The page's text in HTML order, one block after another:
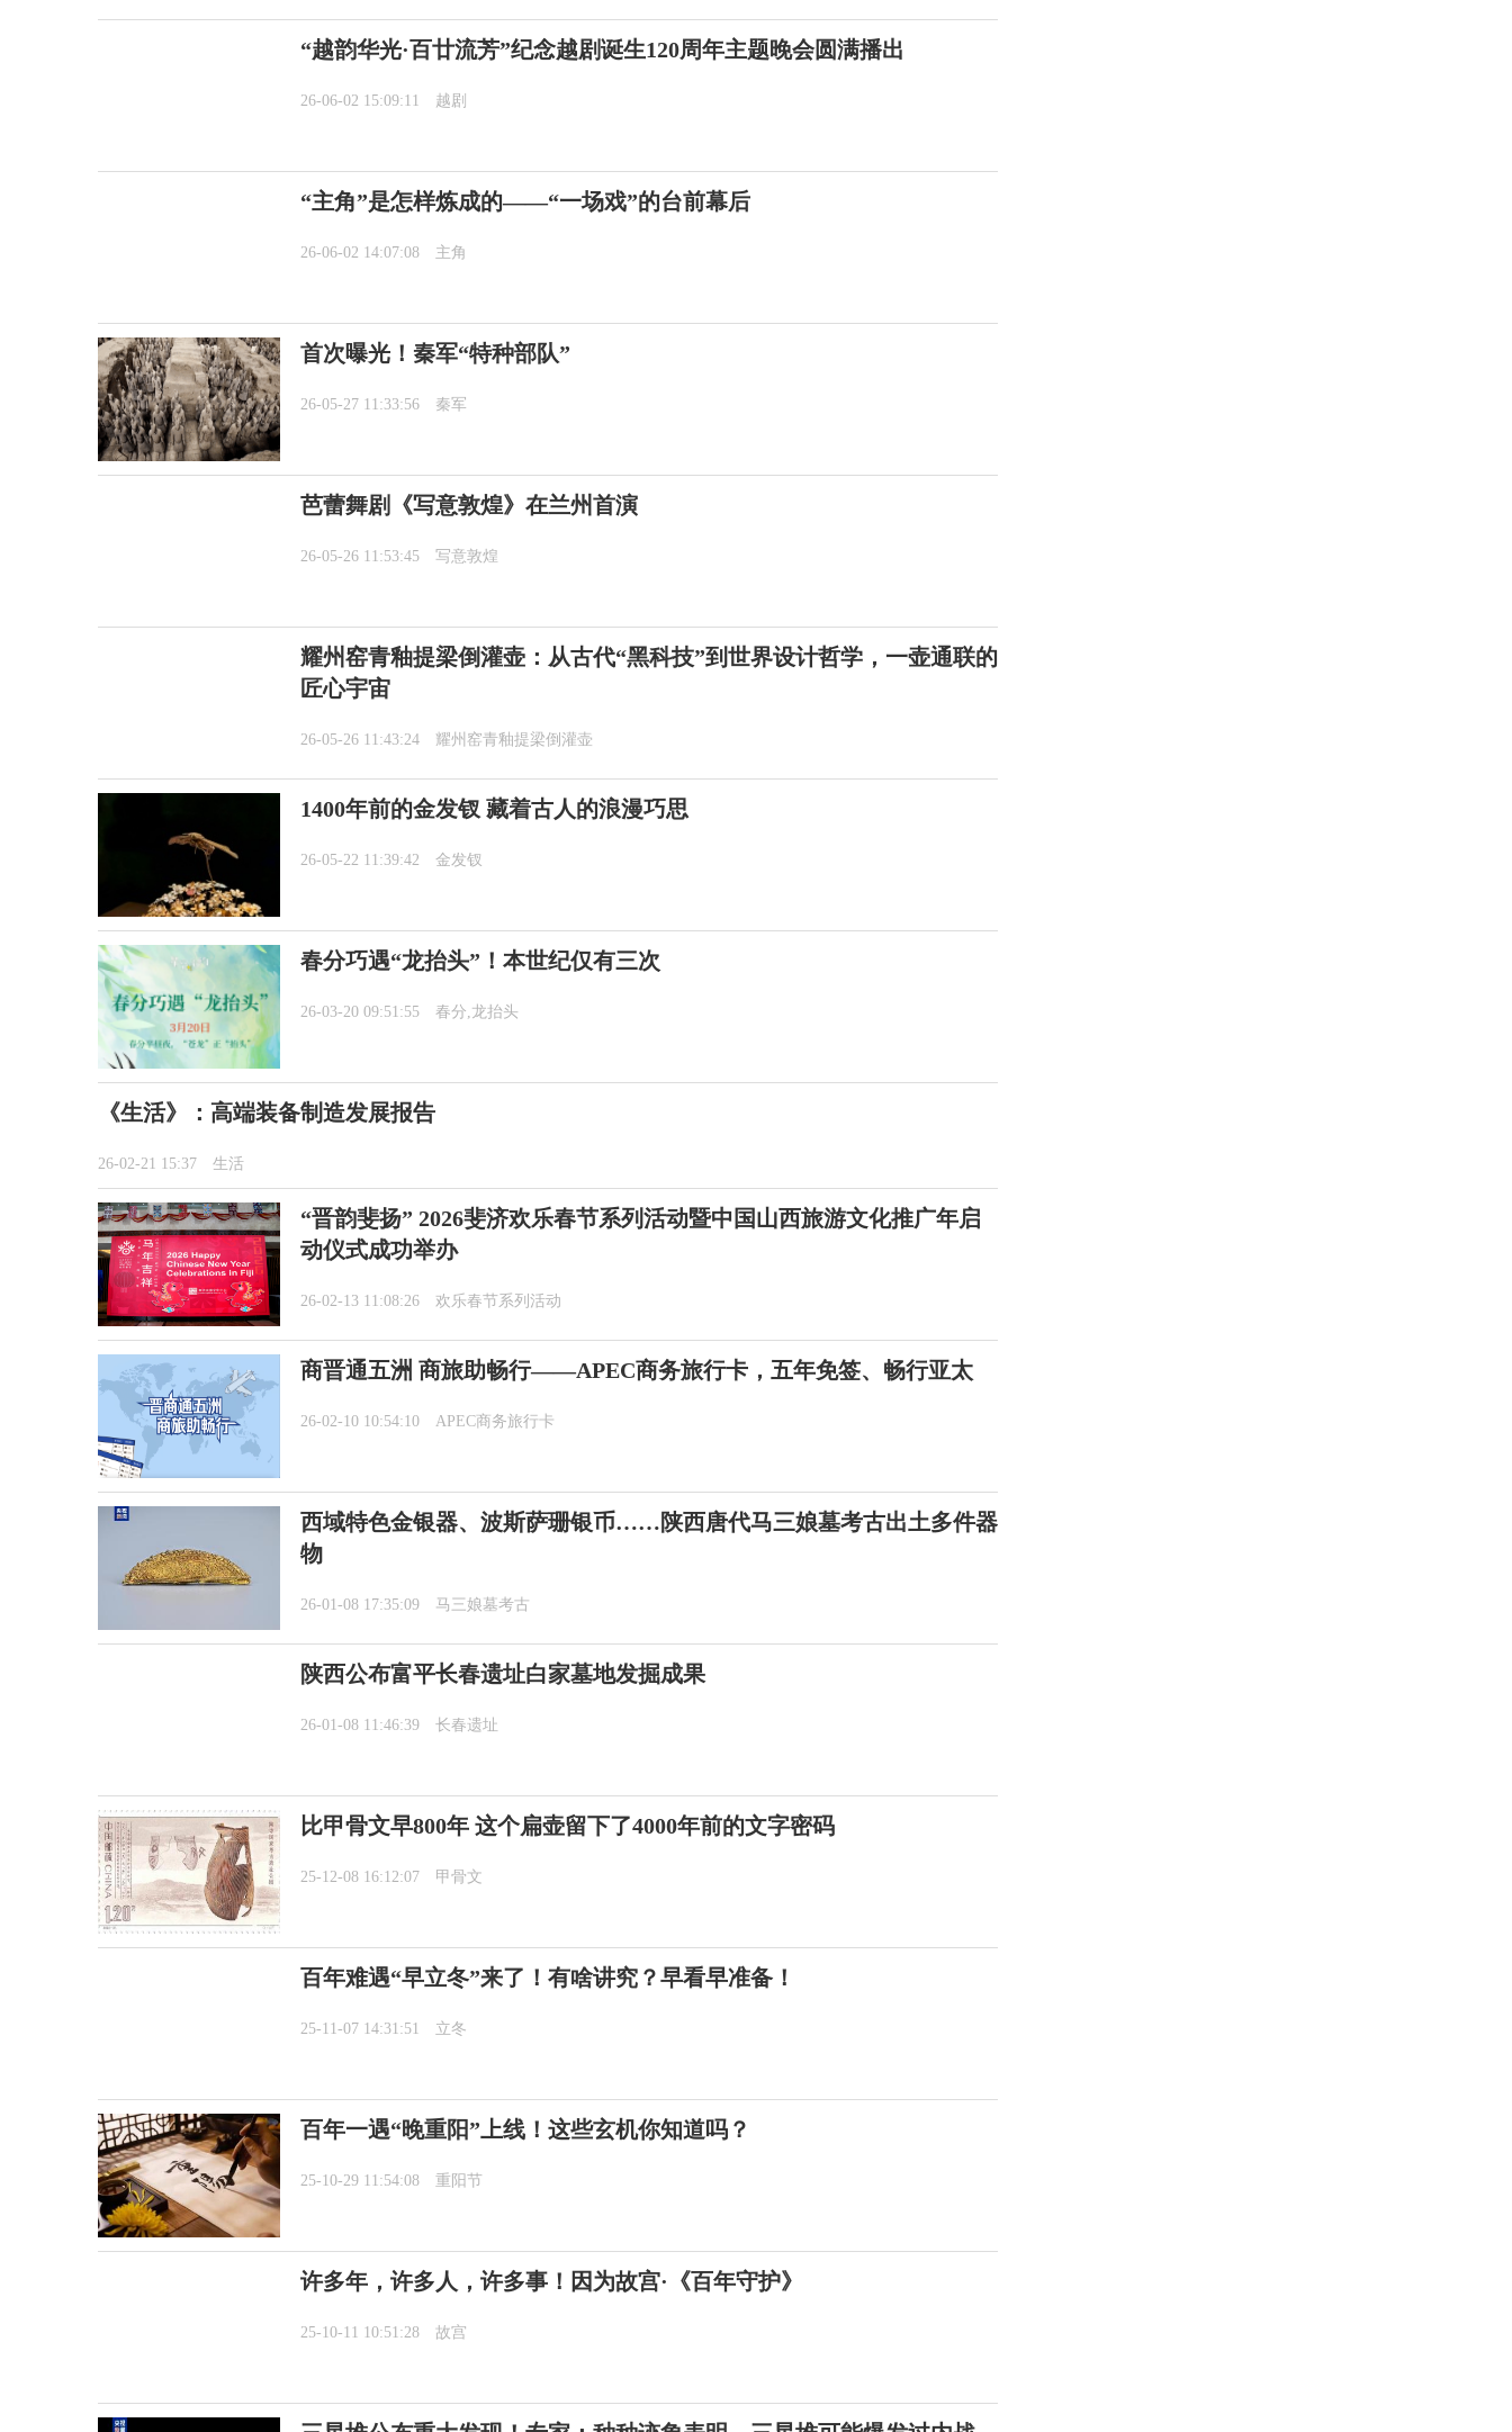
“越韵华光·百廿流芳”纪念越剧诞生120周年主题晚会圆满播出
26-06-02 15:09:11 越剧
“主角”是怎样炼成的——“一场戏”的台前幕后
26-06-02 14:07:08 主角
首次曝光！秦军“特种部队”
26-05-27 11:33:56 秦军
芭蕾舞剧《写意敦煌》在兰州首演
26-05-26 11:53:45 写意敦煌
耀州窑青釉提梁倒灌壶：从古代“黑科技”到世界设计哲学，一壶通联的
匠心宇宙
26-05-26 11:43:24 耀州窑青釉提梁倒灌壶
1400年前的金发钗 藏着古人的浪漫巧思
26-05-22 11:39:42 金发钗
春分巧遇“龙抬头”！本世纪仅有三次
26-03-20 09:51:55 春分,龙抬头
《生活》：高端装备制造发展报告
26-02-21 15:37 生活
“晋韵斐扬” 2026斐济欢乐春节系列活动暨中国山西旅游文化推广年启
动仪式成功举办
26-02-13 11:08:26 欢乐春节系列活动
商晋通五洲 商旅助畅行——APEC商务旅行卡，五年免签、畅行亚太
26-02-10 10:54:10 APEC商务旅行卡
西域特色金银器、波斯萨珊银币……陕西唐代马三娘墓考古出土多件器
物
26-01-08 17:35:09 马三娘墓考古
陕西公布富平长春遗址白家墓地发掘成果
26-01-08 11:46:39 长春遗址
比甲骨文早800年 这个扁壶留下了4000年前的文字密码
25-12-08 16:12:07 甲骨文
百年难遇“早立冬”来了！有啥讲究？早看早准备！
25-11-07 14:31:51 立冬
百年一遇“晚重阳”上线！这些玄机你知道吗？
25-10-29 11:54:08 重阳节
许多年，许多人，许多事！因为故宫·《百年守护》
25-10-11 10:51:28 故宫